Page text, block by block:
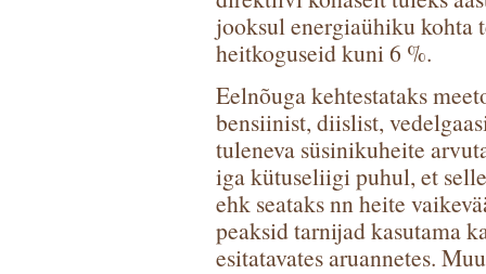
jooksul energiaühiku kohta
heitkoguseid kuni 6 %.
Eelnõuga kehtestataks
bensiinist, diislist,
tuleneva süsinikuheite
iga kütuseliigi puhul, et
ehk seataks nn heite
peaksid tarnijad kasutama
esitatavates aruannetes.